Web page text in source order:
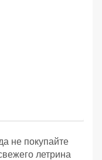
не покупайте
летрина